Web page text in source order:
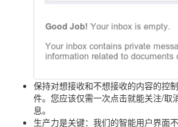
保持对想接收和不想接收的内容的控
件。您应该仅需一次点击就能关注/取
息。
生产力是关键：我们的智能用户界面